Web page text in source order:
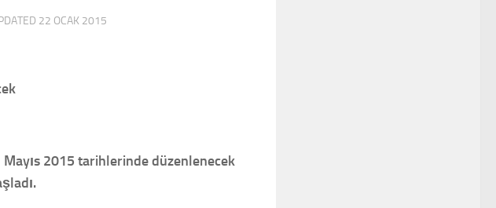
22 OCAK 2015
2015 tarihlerinde düzenlenecek